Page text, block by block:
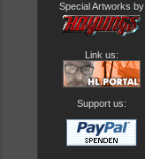
Special Artworks by
Link us:
Support us: